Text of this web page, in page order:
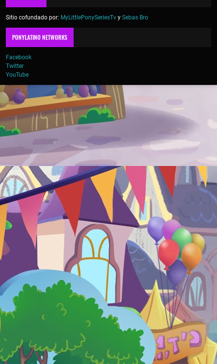
Sitio cofundado por: MyLittlePonySeriesTv y Sebas Bro
PONYLATINO NETWORKS
Facebook
Twitter
YouTube